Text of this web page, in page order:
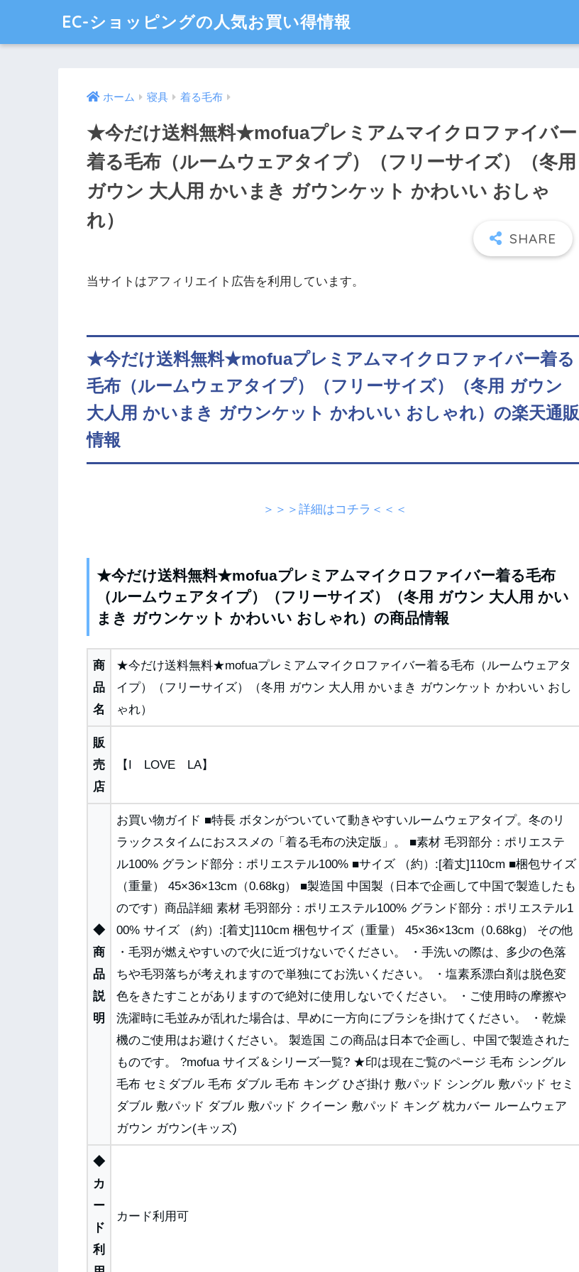
EC-ショッピングの人気お買い得情報
ホーム 寝具 着る毛布
★今だけ送料無料★mofuaプレミアムマイクロファイバー
着る毛布（ルームウェアタイプ）（フリーサイズ）（冬用
ガウン 大人用 かいまき ガウンケット かわいい おしゃ
れ）
当サイトはアフィリエイト広告を利用しています。
★今だけ送料無料★mofuaプレミアムマイクロファイバー着る
毛布（ルームウェアタイプ）（フリーサイズ）（冬用 ガウン
大人用 かいまき ガウンケット かわいい おしゃれ）の楽天通販
情報
＞＞＞詳細はコチラ＜＜＜
★今だけ送料無料★mofuaプレミアムマイクロファイバー着る毛布
（ルームウェアタイプ）（フリーサイズ）（冬用 ガウン 大人用 かい
まき ガウンケット かわいい おしゃれ）の商品情報
商
品
名
★今だけ送料無料★mofuaプレミアムマイクロファイバー着る毛布（ルームウェアタ
イプ）（フリーサイズ）（冬用 ガウン 大人用 かいまき ガウンケット かわいい おし
ゃれ）
販
売
店
【I LOVE LA】
◆
商
品
説
明
お買い物ガイド ■特長 ボタンがついていて動きやすいルームウェアタイプ。冬のリ
ラックスタイムにおススメの「着る毛布の決定版」。 ■素材 毛羽部分：ポリエステ
ル100% グランド部分：ポリエステル100% ■サイズ （約）:[着丈]110cm ■梱包サイズ
（重量） 45×36×13cm（0.68kg） ■製造国 中国製（日本で企画して中国で製造したも
のです）商品詳細 素材 毛羽部分：ポリエステル100% グランド部分：ポリエステル1
00% サイズ （約）:[着丈]110cm 梱包サイズ（重量） 45×36×13cm（0.68kg） その他
・毛羽が燃えやすいので火に近づけないでください。 ・手洗いの際は、多少の色落
ちや毛羽落ちが考えれますので単独にてお洗いください。 ・塩素系漂白剤は脱色変
色をきたすことがありますので絶対に使用しないでください。 ・ご使用時の摩擦や
洗濯時に毛並みが乱れた場合は、早めに一方向にブラシを掛けてください。 ・乾燥
機のご使用はお避けください。 製造国 この商品は日本で企画し、中国で製造された
ものです。 ?mofua サイズ＆シリーズ一覧? ★印は現在ご覧のページ 毛布 シングル
毛布 セミダブル 毛布 ダブル 毛布 キング ひざ掛け 敷パッド シングル 敷パッド セミ
ダブル 敷パッド ダブル 敷パッド クイーン 敷パッド キング 枕カバー ルームウェア
ガウン ガウン(キッズ)
◆
カ
ー
ド
利
カード利用可